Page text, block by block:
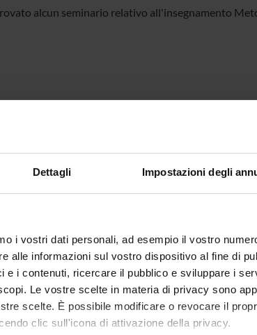
Dettagli Impostazioni degli
i vostri dati personali, ad esempio il vostro
alle informazioni sul vostro dispositivo al fine di
e i contenuti, ricercare il pubblico e sviluppare i
Le vostre scelte in materia di privacy sono
scelte. È possibile modificare o revocare il
clic sull'icona di attivazione della privacy.
alcun seminario relativo all'insegnamento